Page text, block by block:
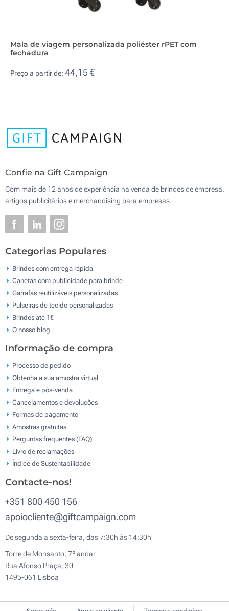
Mala de viagem personalizada poliéster rPET com
fechadura
Preço a partir de: 44,15 €
Confie na Gift Campaign
Com mais de 12 anos de experiência na venda de brindes de empresa,
artigos publicitários e merchandising para empresas.
Categorias Populares
Brindes com entrega rápida
Canetas com publicidade para brinde
Garrafas reutilizáveis personalizadas
Pulseiras de tecido personalizadas
Brindes até 1€
O nosso blog
Informação de compra
Processo de pedido
Obtenha a sua amostra virtual
Entrega e pós-venda
Cancelamentos e devoluções
Formas de pagamento
Amostras gratuitas
Perguntas frequentes (FAQ)
Livro de reclamaçōes
Índice de Sustentabilidade
Contacte-nos!
+351 800 450 156
apoiocliente@giftcampaign.com
De segunda a sexta-feira, das 7:30h às 14:30h
Torre de Monsanto, 7º andar
Rua Afonso Praça, 30
1495-061 Lisboa